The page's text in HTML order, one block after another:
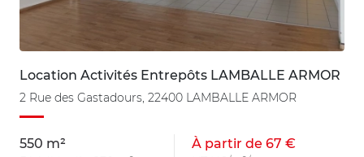
Location Activités Entrepôts LAMBALLE ARMOR
2 Rue des Gastadours, 22400 LAMBALLE ARMOR
550 m² À partir de 67 €